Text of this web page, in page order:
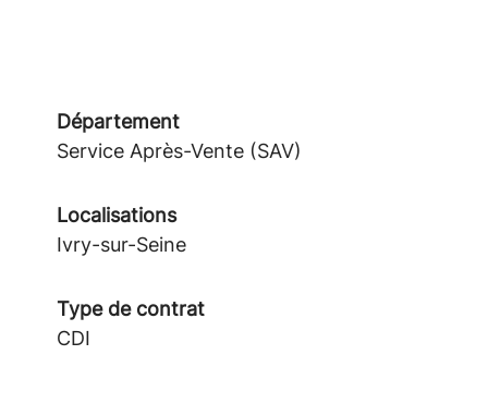
Département
Service Après-Vente (SAV)
Localisations
Ivry-sur-Seine
Type de contrat
CDI